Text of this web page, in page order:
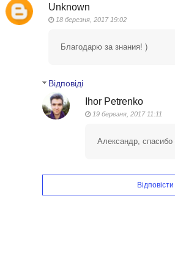
Unknown
18 березня, 2017 19:02
Благодарю за знания! )
Відповіді
Ihor Petrenko
19 березня, 2017 11:11
Александр, спасибо
Відповісти